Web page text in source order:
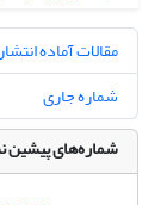
مقالات آماده
شماره جاری
شماره‌های پیشین